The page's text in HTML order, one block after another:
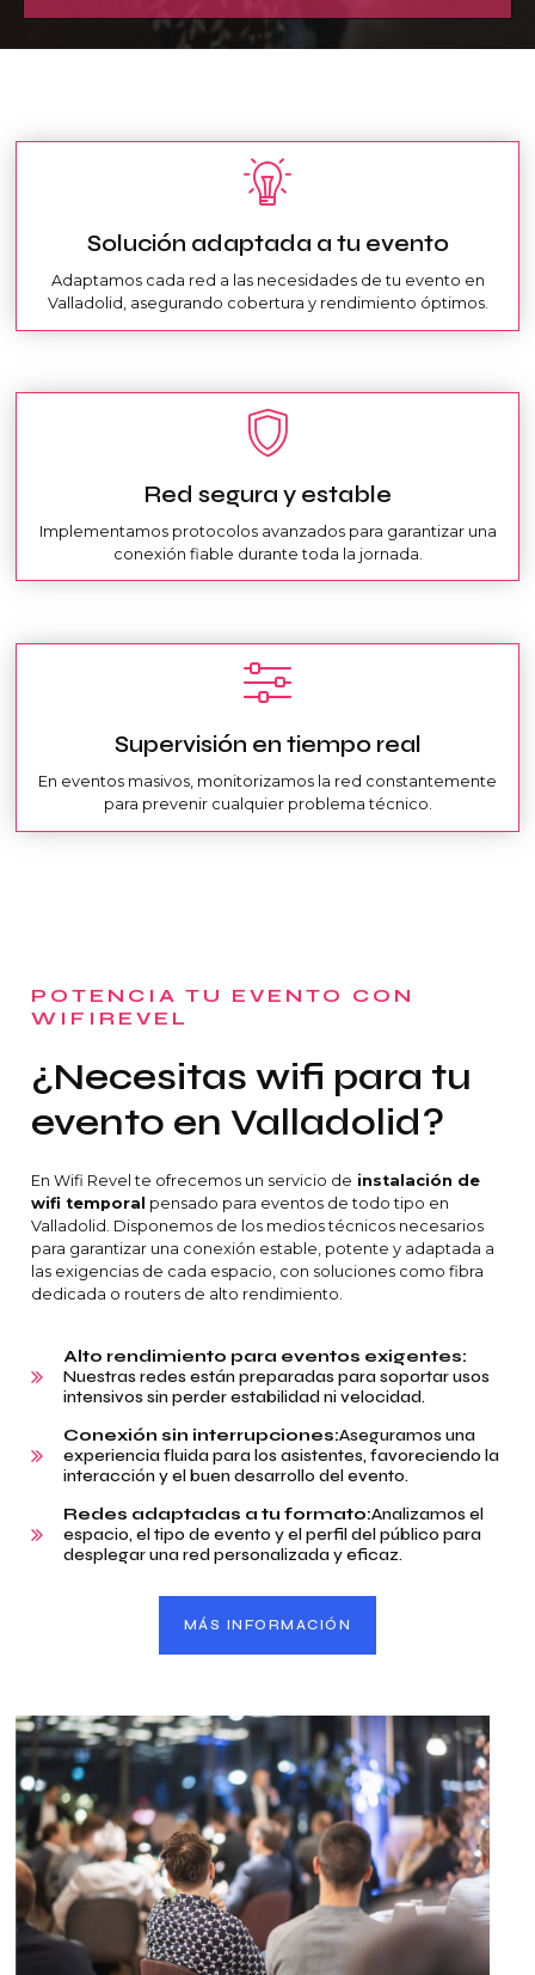
Solución adaptada a tu evento
Adaptamos cada red a las necesidades de tu evento en
Valladolid, asegurando cobertura y rendimiento óptimos.
Red segura y estable
Implementamos protocolos avanzados para garantizar una
conexión fiable durante toda la jornada.
Supervisión en tiempo real
En eventos masivos, monitorizamos la red constantemente
para prevenir cualquier problema técnico.
POTENCIA TU EVENTO CON
WIFIREVEL
¿Necesitas wifi para tu
evento en Valladolid?
En Wifi Revel te ofrecemos un servicio de instalación de
wifi temporal pensado para eventos de todo tipo en
Valladolid. Disponemos de los medios técnicos necesarios
para garantizar una conexión estable, potente y adaptada a
las exigencias de cada espacio, con soluciones como fibra
dedicada o routers de alto rendimiento.
Alto rendimiento para eventos exigentes:
Nuestras redes están preparadas para soportar usos
intensivos sin perder estabilidad ni velocidad.
Conexión sin interrupciones:Aseguramos una
experiencia fluida para los asistentes, favoreciendo la
interacción y el buen desarrollo del evento.
Redes adaptadas a tu formato:Analizamos el
espacio, el tipo de evento y el perfil del público para
desplegar una red personalizada y eficaz.
MÁS INFORMACIÓN